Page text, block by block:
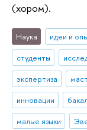
(хором).
Наука идеи и
студенты
экспертиза
инновации
малые языки